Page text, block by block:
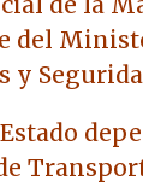
del
y